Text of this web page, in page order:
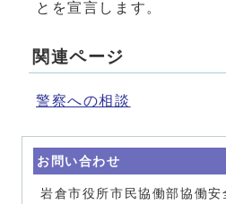
とを宣言します。
関連ページ
警察への相談
お問い合わせ
岩倉市役所市民協働部協働安